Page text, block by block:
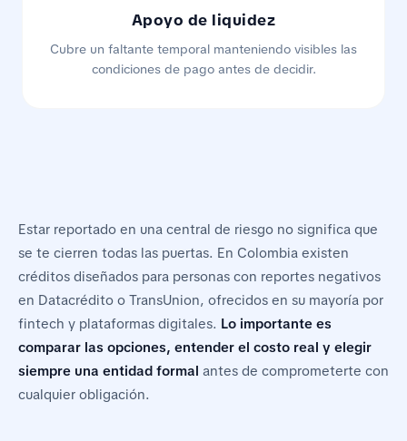
Apoyo de liquidez
Cubre un faltante temporal manteniendo visibles las
condiciones de pago antes de decidir.
Estar reportado en una central de riesgo no significa que
se te cierren todas las puertas. En Colombia existen
créditos diseñados para personas con reportes negativos
en Datacrédito o TransUnion, ofrecidos en su mayoría por
fintech y plataformas digitales. Lo importante es
comparar las opciones, entender el costo real y elegir
siempre una entidad formal antes de comprometerte con
cualquier obligación.